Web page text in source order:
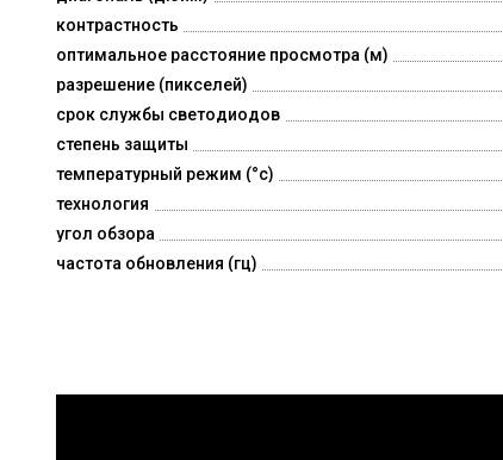
контрастность
оптимальное расстояние просмотра (м)
разрешение (пикселей)
срок службы светодиодов
степень защиты
температурный режим (°c)
технология
угол обзора
частота обновления (гц)